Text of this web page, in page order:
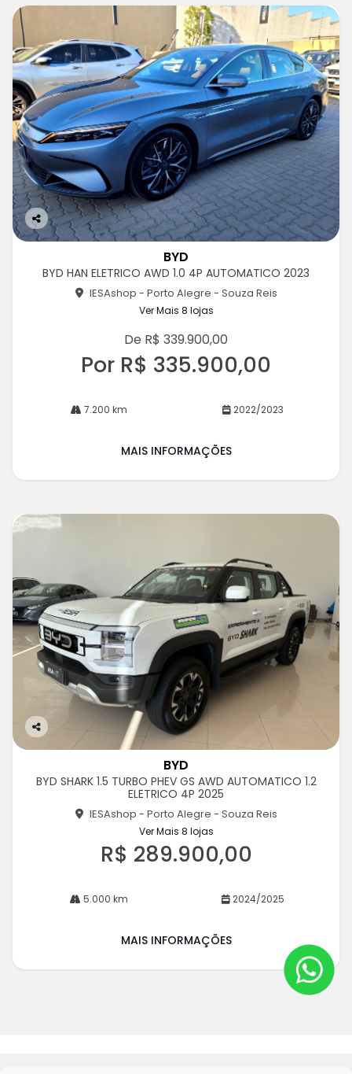
Co
BYD
BYD HAN ELETRICO AWD 1.0 4P AUTOMATICO 2023
IESAshop - Porto Alegre - Souza Reis
Ver Mais 8 lojas
De R$ 339.900,00
Por R$ 335.900,00
7.200 km 2022/2023
MAIS INFORMAÇÕES
Co
rtil
BYD
BYD SHARK 1.5 TURBO PHEV GS AWD AUTOMATICO 1.2
ELETRICO 4P 2025
IESAshop - Porto Alegre - Souza Reis
Ver Mais 8 lojas
R$ 289.900,00
5.000 km 2024/2025
MAIS INFORMAÇÕES